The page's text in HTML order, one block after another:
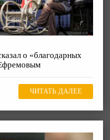
о «благодарных
ЧИТАТЬ ДАЛЕЕ